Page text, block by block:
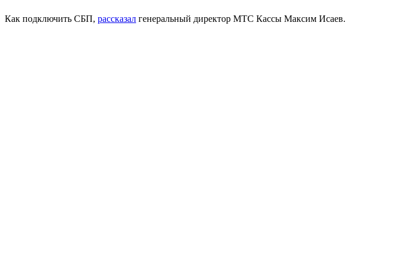
Как подключить СБП, рассказал генеральный директор МТС Кассы Максим Исаев.